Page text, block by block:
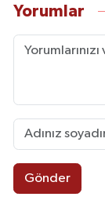
Yorumlar
Gönder